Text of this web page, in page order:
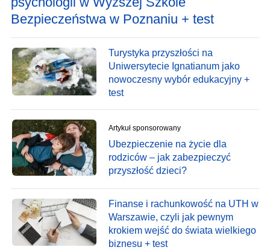
Bezpieczeństwa w Poznaniu + test
Turystyka przyszłości na
Uniwersytecie Ignatianum jako
nowoczesny wybór edukacyjny +
test
Artykuł sponsorowany
Ubezpieczenie na życie dla
rodziców – jak zabezpieczyć
przyszłość dzieci?
Finanse i rachunkowość na UTH w
Warszawie, czyli jak pewnym
krokiem wejść do świata wielkiego
biznesu + test